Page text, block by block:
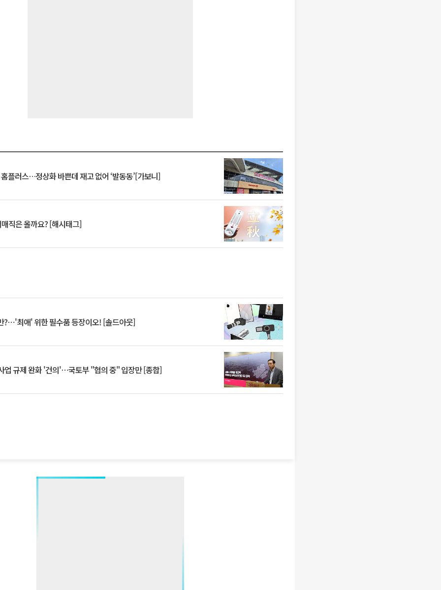
플러스…정상화 바쁜데 재고 없어 ‘발동동’[가보니]
직은 올까요? [해시태그]
?⋯'최애' 위한 필수품 등장이오! [솔드아웃]
업 규제 완화 '건의'⋯국토부 "협의 중" 입장만 [종합]